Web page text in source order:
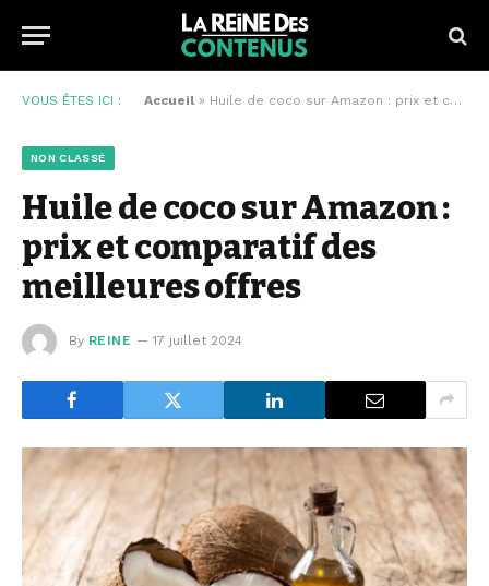
VOUS ÊTES ICI : Accueil » Huile de coco sur Amazon : prix et comparatif des meilleures offres
NON CLASSÉ
Huile de coco sur Amazon :
prix et comparatif des
meilleures offres
By REINE 17 juillet 2024